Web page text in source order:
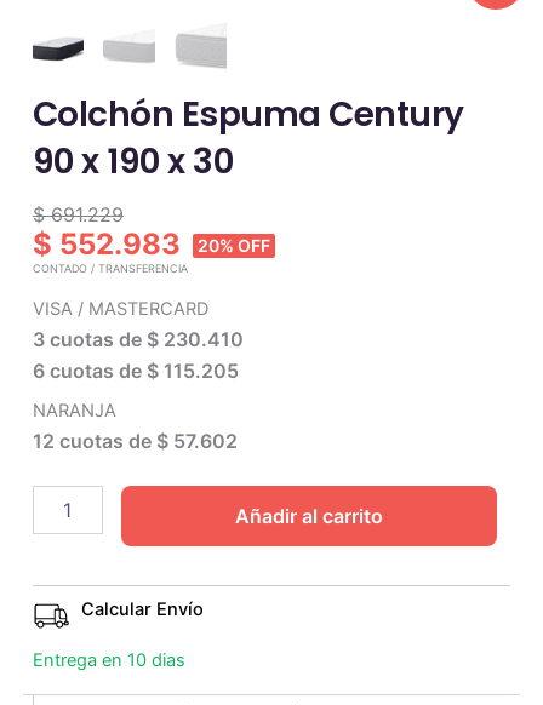
Colchón Espuma Century
90 x 190 x 30
Entrega en 10 dias
$ 691.229
$ 552.983 20% OFF
CONTADO / TRANSFERENCIA
VISA / MASTERCARD
3 cuotas de $ 230.410
6 cuotas de $ 115.205
NARANJA
12 cuotas de $ 57.602
Colchón
Espuma
Century
x
190
30
cantidad
Añadir al carrito
Calcular Envío